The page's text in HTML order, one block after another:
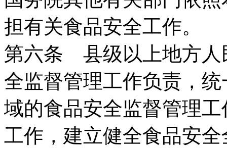
担有关食品安全工作。
第六条 县级以上地方人
全监督管理工作负责，
域的食品安全监督管理
工作，建立健全食品安